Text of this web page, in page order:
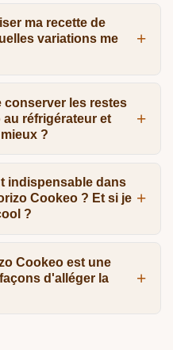
ma recette de
variations me
conserver les restes
réfrigérateur et
?
indispensable dans
Cookeo ? Et si je
?
Cookeo est une
d'alléger la